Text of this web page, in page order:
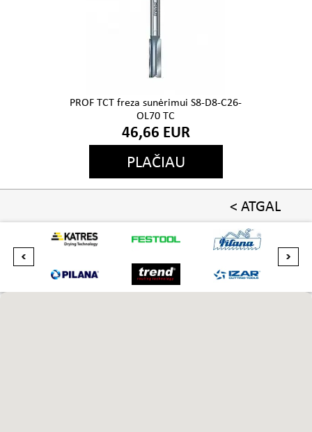
PROF TCT freza sunėrimui S8-D8-C26-
OL70 TC
46,66 EUR
PLAČIAU
< ATGAL